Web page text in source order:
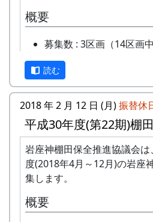
概要
募集数 : 3区画（14区画
平方メートルです。
応募資格 : まじめに農業
ふれあう勇気をお持ち
た。家族や団体でも結構
年会費 : 1区画5万円です。
申込み期限 : 2019年3月
選考 : 応募者が募集数を
ケート回答をもとに、当
せていただきます。
FAXまたはメールでお申
読む
2018 年 2 月 12 日 (月)振替休
平成30年度(第22期)棚
岩座神棚田保全推進協議会
度(2018年4月～12月)の岩座
集します。
概要